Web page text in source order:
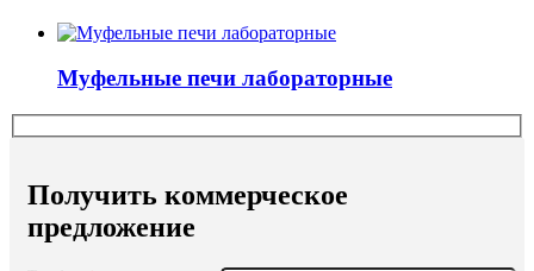
Муфельные печи лабораторные
Получить коммерческое
предложение